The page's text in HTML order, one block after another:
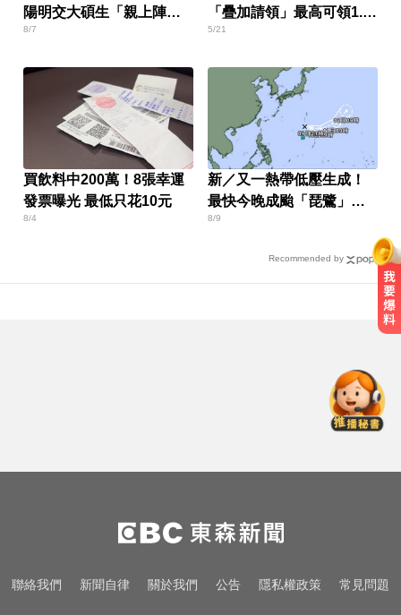
陽明交大碩生「親上陣」
找原因
8/7
「疊加請領」最高可領1.2
萬
5/21
買飲料中200萬！8張幸運
發票曝光 最低只花10元
8/4
新／又一熱帶低壓生成！
最快今晚成颱「琵鷺」恐
三颱共舞
8/9
Recommended by
小聯盟約重回水手3A
無懼白海豚風雨！企聯父親節回歸
張庭瑜、張正韋用勝利感謝老爸
MLB／大谷10局致勝安當救世主！
聯絡我們 新聞自律 關於我們 公告 隱私權政策 常見問題